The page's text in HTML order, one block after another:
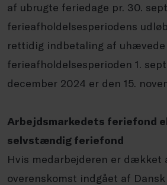
af ubrugte feriedage pr. 30.
ferieafholdelsesperiodens
rettidig indbetaling af
ferieafholdelsesperioden 1.
december 2024 er den 15.
Arbejdsmarkedets feriefond
selvstændig feriefond
Hvis medarbejderen er dækket
overenskomst indgået af